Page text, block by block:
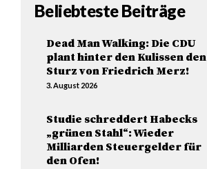
Beliebteste Beiträge
Dead Man Walking: Die CDU
plant hinter den Kulissen den
Sturz von Friedrich Merz!
3. August 2026
Studie schreddert Habecks
„grünen Stahl“: Wieder
Milliarden Steuergelder für
den Ofen!